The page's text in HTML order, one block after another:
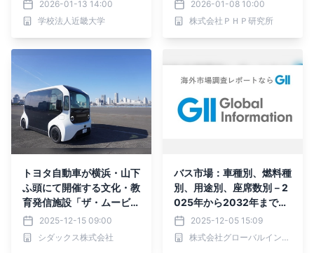
の結果を報告
2026-01-13 14:00
学校法人近畿大学
2026-01-08 10:00
株式会社ＰＨＰ研究所
トヨタ自動車が横浜・山下
ふ頭にて開催する文化・教
育発信施設「ザ・ムービア
ム ヨコハマ」の エリア内
移送用モビリティ「e-Pal
ette」等運行を受託
2025-12-15 09:00
シダックス株式会社
バス市場：車種別、燃料種
別、用途別、座席数別－2
025年から2032年までの
世界予測2025-12-05 15:09
株式会社グローバルインフォメーション